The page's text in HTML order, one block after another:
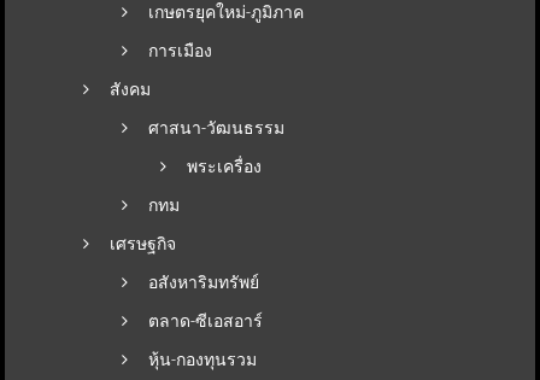
เกษตรยุคใหม่-ภูมิภาค
การเมือง
สังคม
ศาสนา-วัฒนธรรม
พระเครื่อง
กทม
เศรษฐกิจ
อสังหาริมทรัพย์
ตลาด-ซีเอสอาร์
หุ้น-กองทุนรวม